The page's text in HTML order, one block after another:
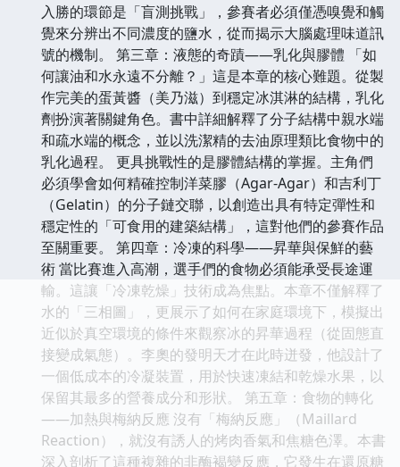
入勝的環節是「盲測挑戰」，參賽者必須僅憑嗅覺和觸
覺來分辨出不同濃度的鹽水，從而揭示大腦處理味道訊
號的機制。 第三章：液態的奇蹟——乳化與膠體 「如
何讓油和水永遠不分離？」這是本章的核心難題。從製
作完美的蛋黃醬（美乃滋）到穩定冰淇淋的結構，乳化
劑扮演著關鍵角色。書中詳細解釋了分子結構中親水端
和疏水端的概念，並以洗潔精的去油原理類比食物中的
乳化過程。 更具挑戰性的是膠體結構的掌握。主角們
必須學會如何精確控制洋菜膠（Agar-Agar）和吉利丁
（Gelatin）的分子鏈交聯，以創造出具有特定彈性和
穩定性的「可食用的建築結構」，這對他們的參賽作品
至關重要。 第四章：冷凍的科學——昇華與保鮮的藝
術 當比賽進入高潮，選手們的食物必須能承受長途運
輸。這讓「冷凍乾燥」技術成為焦點。本章不僅解釋了
水的「三相圖」，更展示了如何在家庭環境下，模擬出
近似於真空環境的條件來觀察冰的昇華過程（從固態直
接變成氣態）。李奧的發明天才在此時迸發，他設計了
一個低成本的冷凝裝置，用於快速凍結和乾燥水果，以
保留其最多的營養成分和形狀。 第五章：食物的轉化
——加熱與梅納反應 沒有「梅納反應」（Maillard
Reaction），就沒有誘人的烤肉香氣和焦糖色澤。本書
深入剖析了這種複雜的非酶褐變反應，它發生在還原糖